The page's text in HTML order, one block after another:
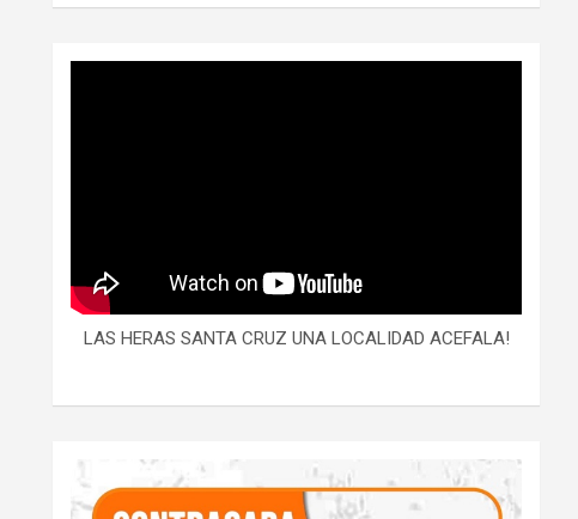
LAS HERAS SANTA CRUZ UNA LOCALIDAD ACEFALA!